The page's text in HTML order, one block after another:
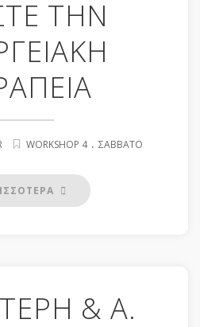
ΤΗΝ
WORKSHOP 4 . ΣΆΒΒΑΤΟ
& Α.